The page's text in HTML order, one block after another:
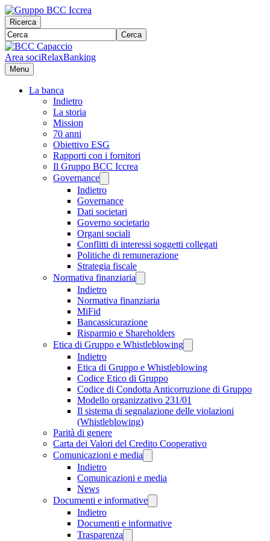
Ricerca
Cerca
Area sociRelaxBanking
Menu
La banca
Indietro
La storia
Mission
70 anni
Obiettivo ESG
Rapporti con i fornitori
Il Gruppo BCC Iccrea
Governance
Indietro
Governance
Dati societari
Governo societario
Organi sociali
Conflitti di interessi soggetti collegati
Politiche di remunerazione
Strategia fiscale
Normativa finanziaria
Indietro
Normativa finanziaria
MiFid
Bancassicurazione
Risparmio e Shareholders
Etica di Gruppo e Whistleblowing
Indietro
Etica di Gruppo e Whistleblowing
Codice Etico di Gruppo
Codice di Condotta Anticorruzione di Gruppo
Modello organizzativo 231/01
Il sistema di segnalazione delle violazioni
(Whistleblowing)
Parità di genere
Carta dei Valori del Credito Cooperativo
Comunicazioni e media
Indietro
Comunicazioni e media
News
Documenti e informative
Indietro
Documenti e informative
Trasparenza